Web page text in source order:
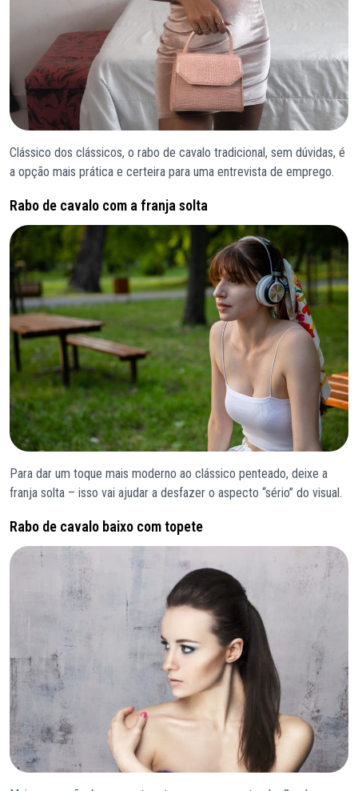
Clássico dos clássicos, o rabo de cavalo tradicional, sem dúvidas, é
a opção mais prática e certeira para uma entrevista de emprego.
Rabo de cavalo com a franja solta
Para dar um toque mais moderno ao clássico penteado, deixe a
franja solta – isso vai ajudar a desfazer o aspecto “sério” do visual.
Rabo de cavalo baixo com topete